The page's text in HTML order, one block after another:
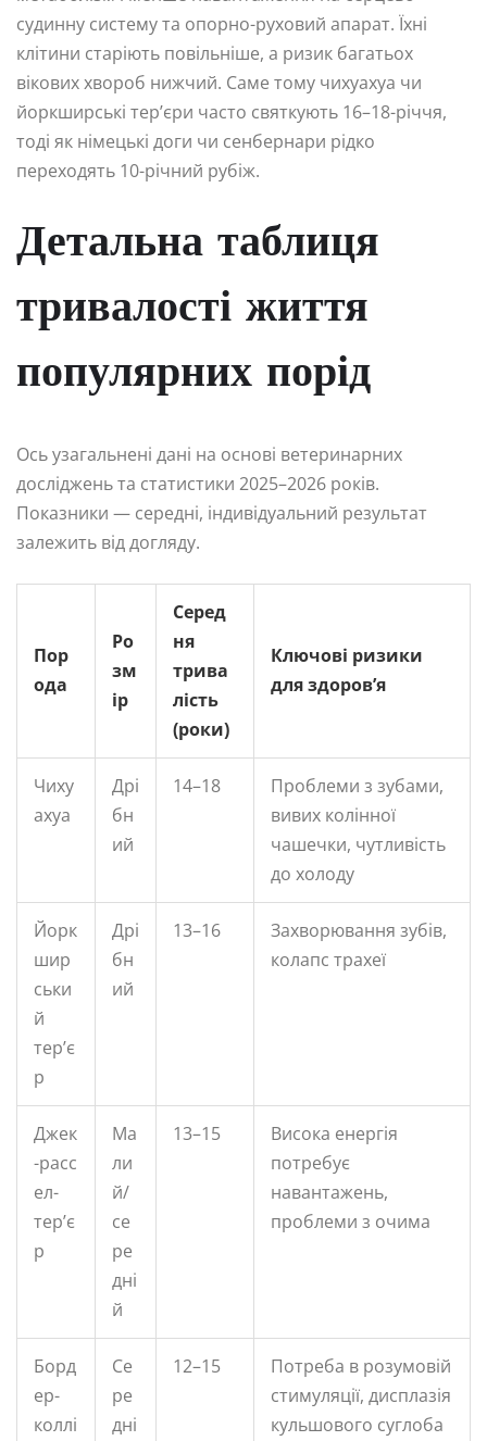
судинну систему та опорно-руховий апарат. Їхні
клітини старіють повільніше, а ризик багатьох
вікових хвороб нижчий. Саме тому чихуахуа чи
йоркширські тер’єри часто святкують 16–18-річчя,
тоді як німецькі доги чи сенбернари рідко
переходять 10-річний рубіж.
Детальна таблиця
тривалості життя
популярних порід
Ось узагальнені дані на основі ветеринарних
досліджень та статистики 2025–2026 років.
Показники — середні, індивідуальний результат
залежить від догляду.
Пор
ода
Ро
зм
ір
Серед
ня
трива
лість
(роки)
Ключові ризики
для здоров’я
Чиху
ахуа
Дрі
бн
ий
14–18
Проблеми з зубами,
вивих колінної
чашечки, чутливість
до холоду
Йорк
шир
ськи
й
тер’є
р
Дрі
бн
ий
13–16
Захворювання зубів,
колапс трахеї
Джек
-расс
ел-
тер’є
р
Ма
ли
й/
се
ре
дні
й
13–15
Висока енергія
потребує
навантажень,
проблеми з очима
Борд
ер-
коллі
Се
ре
дні
12–15
Потреба в розумовій
стимуляції, дисплазія
кульшового суглоба